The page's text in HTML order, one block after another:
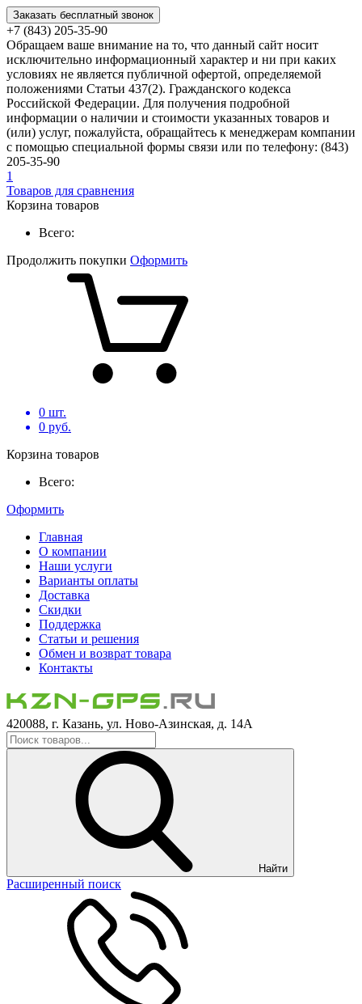
Заказать бесплатный звонок
+7 (843) 205-35-90
Обращаем ваше внимание на то, что данный сайт носит
исключительно информационный характер и ни при каких
условиях не является публичной офертой, определяемой
положениями Статьи 437(2). Гражданского кодекса
Российской Федерации. Для получения подробной
информации о наличии и стоимости указанных товаров и
(или) услуг, пожалуйста, обращайтесь к менеджерам компании
с помощью специальной формы связи или по телефону: (843)
205-35-90
1
Товаров для сравнения
Корзина товаров
Всего:
Продолжить покупки Оформить
0 шт.
0 руб.
Корзина товаров
Всего:
Оформить
Главная
О компании
Наши услуги
Варианты оплаты
Доставка
Скидки
Поддержка
Статьи и решения
Обмен и возврат товара
Контакты
420088, г. Казань, ул. Ново-Азинская, д. 14А
Найти
Расширенный поиск